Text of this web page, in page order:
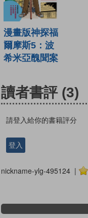
漫畫版神探福
爾摩斯5：波
希米亞醜聞案
讀者書評 (3)
請登入給你的書籍評分
登入
nickname-ylg-495124 |